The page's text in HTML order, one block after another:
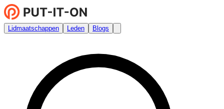
Lidmaatschappen Leden Blogs